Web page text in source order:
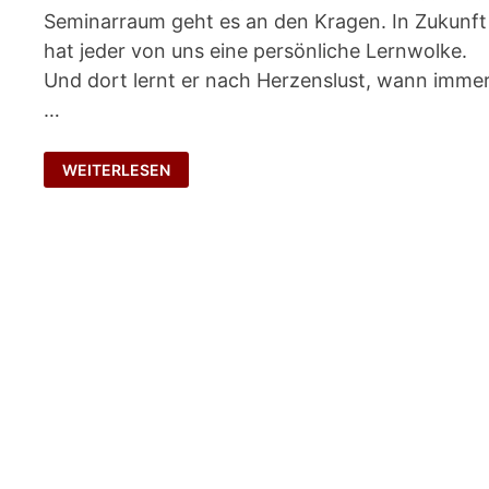
Seminarraum geht es an den Kragen. In Zukunft
hat jeder von uns eine persönliche Lernwolke.
Und dort lernt er nach Herzenslust, wann
…
PERSÖNLICHE
LERNWOLKEN
WEITERLESEN